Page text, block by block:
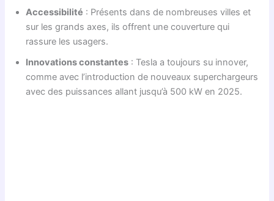
Accessibilité : Présents dans de nombreuses villes et
sur les grands axes, ils offrent une couverture qui
rassure les usagers.
Innovations constantes : Tesla a toujours su innover,
comme avec l’introduction de nouveaux superchargeurs
avec des puissances allant jusqu’à 500 kW en 2025.